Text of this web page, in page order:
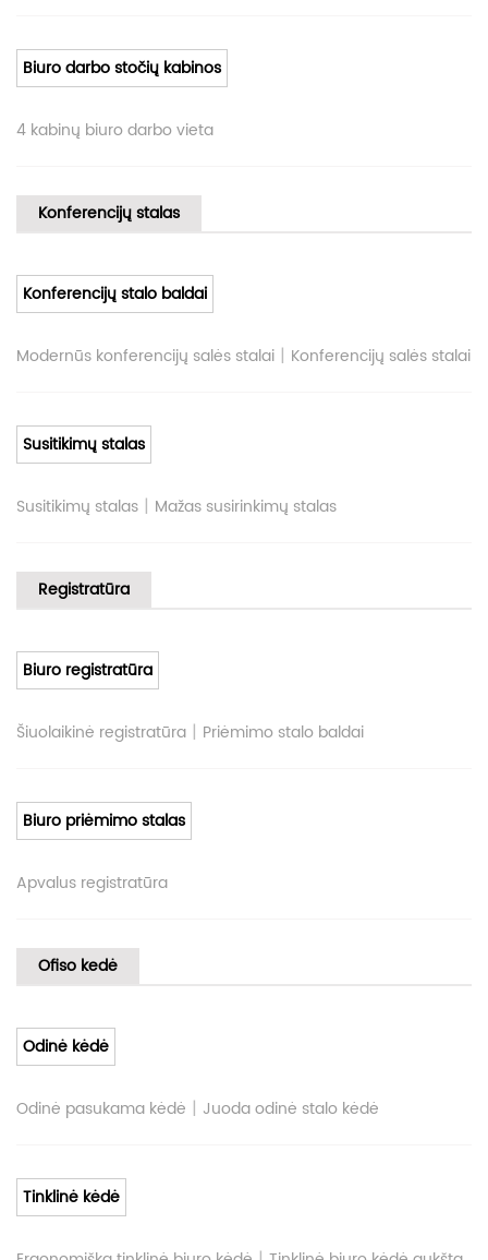
Biuro darbo stočių kabinos
4 kabinų biuro darbo vieta
Konferencijų stalas
Konferencijų stalo baldai
Modernūs konferencijų salės stalai | Konferencijų salės stalai
Susitikimų stalas
Susitikimų stalas | Mažas susirinkimų stalas
Registratūra
Biuro registratūra
Šiuolaikinė registratūra | Priėmimo stalo baldai
Biuro priėmimo stalas
Apvalus registratūra
Ofiso kedė
Odinė kėdė
Odinė pasukama kėdė | Juoda odinė stalo kėdė
Tinklinė kėdė